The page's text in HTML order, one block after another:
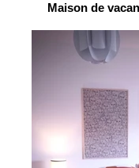
Maison de